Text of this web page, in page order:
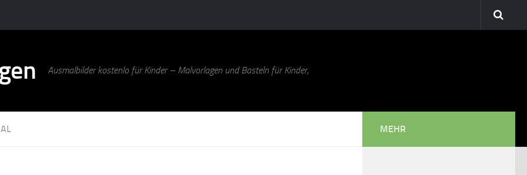
Ausmalbilder kostenlo für Kinder – Malvorlagen und Basteln für Kinder,
MEHR